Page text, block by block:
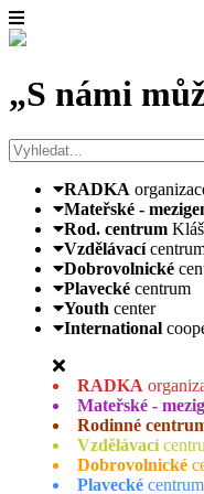
„S námi
RADKA
Mateřské -
Rod. centrum
Vzdělávací
Dobrovolnické
Plavecké centrum
Youth center
International
RADKA
Mateřské -
Rodinné
Vzdělávací
Dobrovolnické
Plavecké centrum